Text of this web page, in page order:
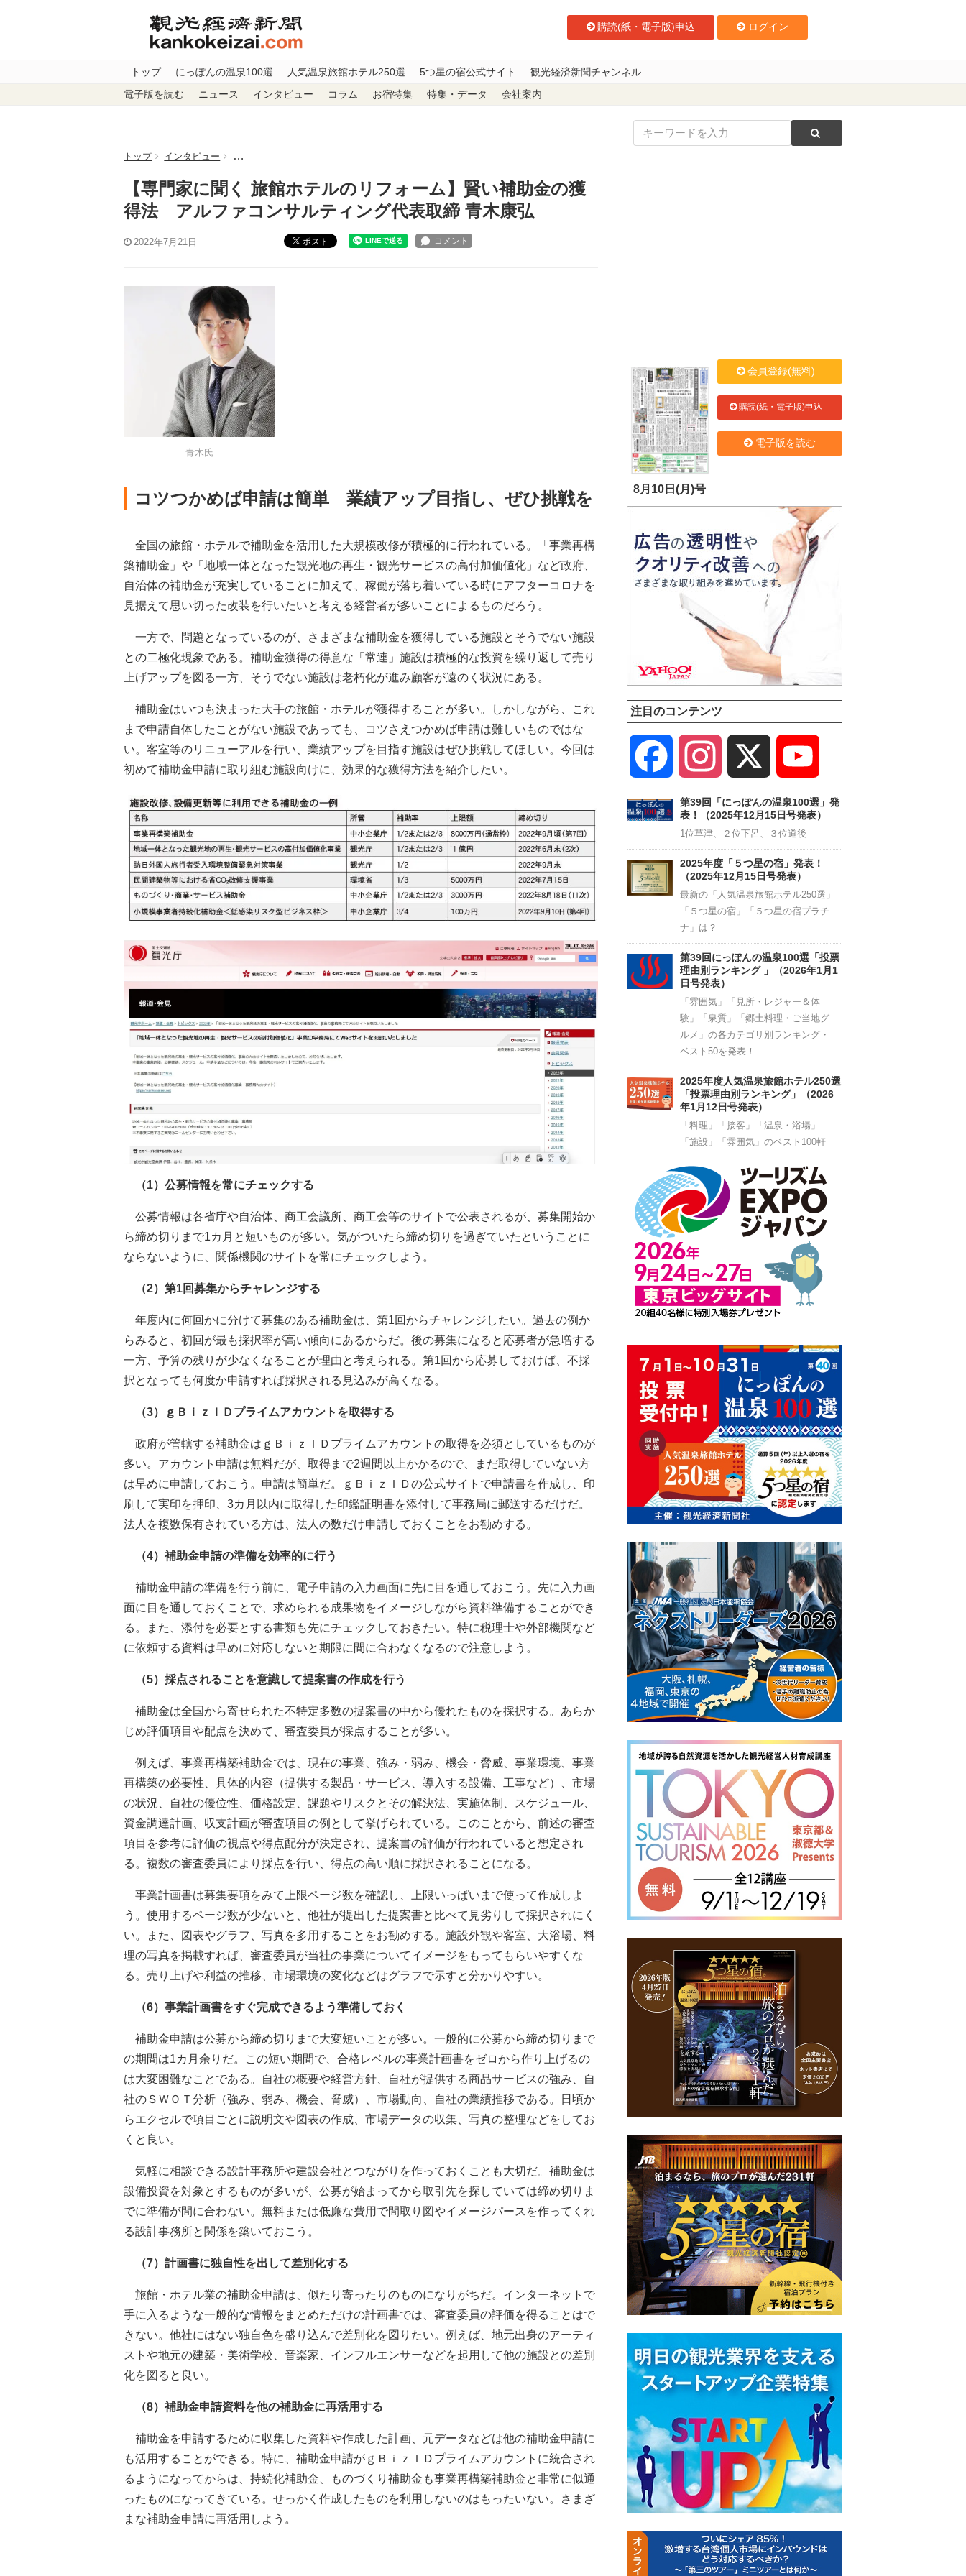
購読(紙・電子版)申込 ログイン
トップ にっぽんの温泉100選 人気温泉旅館ホテル250選 5つ星の宿公式サイト 観光経済新聞チャンネル
電子版を読む ニュース インタビュー コラム お宿特集 特集・データ 会社案内
トップ インタビュー 【専門家に聞く 旅館ホテルのリフォーム】賢い補助金の獲得法 アルファコンサルティング代表取締 青木康弘
【専門家に聞く 旅館ホテルのリフォーム】賢い補助金の獲
得法 アルファコンサルティング代表取締 青木康弘
2022年7月21日 ポスト
青木氏
コツつかめば申請は簡単 業績アップ目指し、ぜひ挑戦を
全国の旅館・ホテルで補助金を活用した大規模改修が積極的に行われている。「事業再構
築補助金」や「地域一体となった観光地の再生・観光サービスの高付加価値化」など政府、
自治体の補助金が充実していることに加えて、稼働が落ち着いている時にアフターコロナを
見据えて思い切った改装を行いたいと考える経営者が多いことによるものだろう。
一方で、問題となっているのが、さまざまな補助金を獲得している施設とそうでない施設
との二極化現象である。補助金獲得の得意な「常連」施設は積極的な投資を繰り返して売り
上げアップを図る一方、そうでない施設は老朽化が進み顧客が遠のく状況にある。
補助金はいつも決まった大手の旅館・ホテルが獲得することが多い。しかしながら、これ
まで申請自体したことがない施設であっても、コツさえつかめば申請は難しいものではな
い。客室等のリニューアルを行い、業績アップを目指す施設はぜひ挑戦してほしい。今回は
初めて補助金申請に取り組む施設向けに、効果的な獲得方法を紹介したい。
（1）公募情報を常にチェックする
公募情報は各省庁や自治体、商工会議所、商工会等のサイトで公表されるが、募集開始か
ら締め切りまで1カ月と短いものが多い。気がついたら締め切りを過ぎていたということに
ならないように、関係機関のサイトを常にチェックしよう。
（2）第1回募集からチャレンジする
年度内に何回かに分けて募集のある補助金は、第1回からチャレンジしたい。過去の例か
らみると、初回が最も採択率が高い傾向にあるからだ。後の募集になると応募者が急増する
一方、予算の残りが少なくなることが理由と考えられる。第1回から応募しておけば、不採
択となっても何度か申請すれば採択される見込みが高くなる。
（3）ｇＢｉｚＩＤプライムアカウントを取得する
政府が管轄する補助金はｇＢｉｚＩＤプライムアカウントの取得を必須としているものが
多い。アカウント申請は無料だが、取得まで2週間以上かかるので、まだ取得していない方
は早めに申請しておこう。申請は簡単だ。ｇＢｉｚＩＤの公式サイトで申請書を作成し、印
刷して実印を押印、3カ月以内に取得した印鑑証明書を添付して事務局に郵送するだけだ。
法人を複数保有されている方は、法人の数だけ申請しておくことをお勧めする。
（4）補助金申請の準備を効率的に行う
補助金申請の準備を行う前に、電子申請の入力画面に先に目を通しておこう。先に入力画
面に目を通しておくことで、求められる成果物をイメージしながら資料準備することができ
る。また、添付を必要とする書類も先にチェックしておきたい。特に税理士や外部機関など
に依頼する資料は早めに対応しないと期限に間に合わなくなるので注意しよう。
（5）採点されることを意識して提案書の作成を行う
補助金は全国から寄せられた不特定多数の提案書の中から優れたものを採択する。あらか
じめ評価項目や配点を決めて、審査委員が採点することが多い。
例えば、事業再構築補助金では、現在の事業、強み・弱み、機会・脅威、事業環境、事業
再構築の必要性、具体的内容（提供する製品・サービス、導入する設備、工事など）、市場
の状況、自社の優位性、価格設定、課題やリスクとその解決法、実施体制、スケジュール、
資金調達計画、収支計画が審査項目の例として挙げられている。このことから、前述の審査
項目を参考に評価の視点や得点配分が決定され、提案書の評価が行われていると想定され
る。複数の審査委員により採点を行い、得点の高い順に採択されることになる。
事業計画書は募集要項をみて上限ページ数を確認し、上限いっぱいまで使って作成しよ
う。使用するページ数が少ないと、他社が提出した提案書と比べて見劣りして採択されにく
い。また、図表やグラフ、写真を多用することをお勧めする。施設外観や客室、大浴場、料
理の写真を掲載すれば、審査委員が当社の事業についてイメージをもってもらいやすくな
る。売り上げや利益の推移、市場環境の変化などはグラフで示すと分かりやすい。
（6）事業計画書をすぐ完成できるよう準備しておく
補助金申請は公募から締め切りまで大変短いことが多い。一般的に公募から締め切りまで
の期間は1カ月余りだ。この短い期間で、合格レベルの事業計画書をゼロから作り上げるの
は大変困難なことである。自社の概要や経営方針、自社が提供する商品サービスの強み、自
社のＳＷＯＴ分析（強み、弱み、機会、脅威）、市場動向、自社の業績推移である。日頃か
らエクセルで項目ごとに説明文や図表の作成、市場データの収集、写真の整理などをしてお
くと良い。
気軽に相談できる設計事務所や建設会社とつながりを作っておくことも大切だ。補助金は
設備投資を対象とするものが多いが、公募が始まってから取引先を探していては締め切りま
でに準備が間に合わない。無料または低廉な費用で間取り図やイメージパースを作ってくれ
る設計事務所と関係を築いておこう。
（7）計画書に独自性を出して差別化する
旅館・ホテル業の補助金申請は、似たり寄ったりのものになりがちだ。インターネットで
手に入るような一般的な情報をまとめただけの計画書では、審査委員の評価を得ることはで
きない。他社にはない独自色を盛り込んで差別化を図りたい。例えば、地元出身のアーティ
ストや地元の建築・美術学校、音楽家、インフルエンサーなどを起用して他の施設との差別
化を図ると良い。
（8）補助金申請資料を他の補助金に再活用する
補助金を申請するために収集した資料や作成した計画、元データなどは他の補助金申請に
も活用することができる。特に、補助金申請がｇＢｉｚＩＤプライムアカウントに統合され
るようになってからは、持続化補助金、ものづくり補助金も事業再構築補助金と非常に似通
ったものになってきている。せっかく作成したものを利用しないのはもったいない。さまざ
まな補助金申請に再活用しよう。
8月10日(月)号
会員登録(無料)
購読(紙・電子版)申込
電子版を読む
注目のコンテンツ
Facebook Instagram
Channel
第39回「にっぽんの温泉100選」発
表！（2025年12月15日号発表）
1位草津、２位下呂、３位道後
2025年度「５つ星の宿」発表！
（2025年12月15日号発表）
最新の「人気温泉旅館ホテル250選」
「５つ星の宿」「５つ星の宿プラチ
ナ」は？
第39回にっぽんの温泉100選「投票
理由別ランキング 」（2026年1月1
日号発表）
「雰囲気」「見所・レジャー＆体
験」「泉質」「郷土料理・ご当地グ
ルメ」の各カテゴリ別ランキング・
ベスト50を発表！
2025年度人気温泉旅館ホテル250選
「投票理由別ランキング」（2026
年1月12日号発表）
「料理」「接客」「温泉・浴場」
「施設」「雰囲気」のベスト100軒